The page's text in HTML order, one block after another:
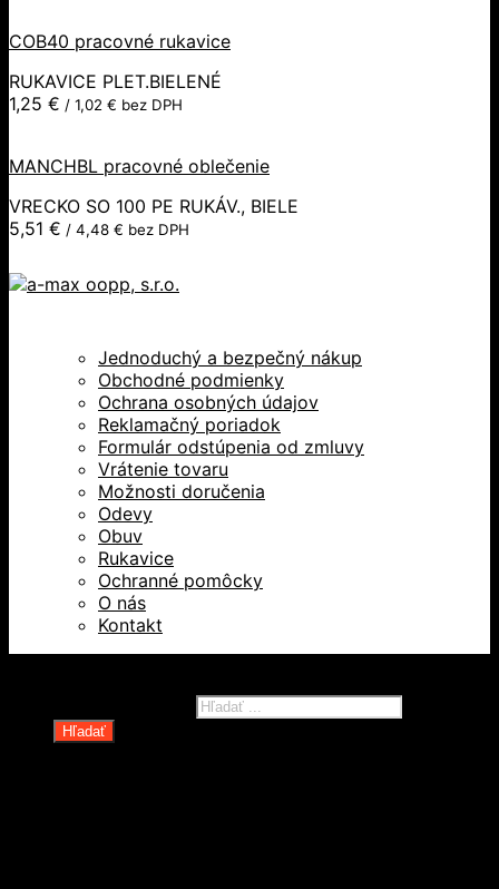
COB40 pracovné rukavice
RUKAVICE PLET.BIELENÉ
1,25 € / 1,02 € bez DPH
MANCHBL pracovné oblečenie
VRECKO SO 100 PE RUKÁV., BIELE
5,51 € / 4,48 € bez DPH
Jednoduchý a bezpečný nákup
Obchodné podmienky
Ochrana osobných údajov
Reklamačný poriadok
Formulár odstúpenia od zmluvy
Vrátenie tovaru
Možnosti doručenia
Odevy
Obuv
Rukavice
Ochranné pomôcky
O nás
Kontakt
Hľadať